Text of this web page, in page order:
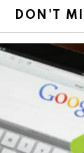
DON'T